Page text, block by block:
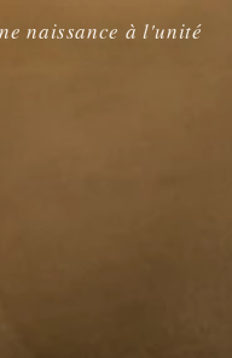
naissance à l'unité